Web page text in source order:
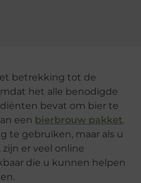
betrekking tot de
het alle benodigde
bevat om bier te
een bierbrouw pakket.
te gebruiken, maar als u
er veel online
die u kunnen helpen